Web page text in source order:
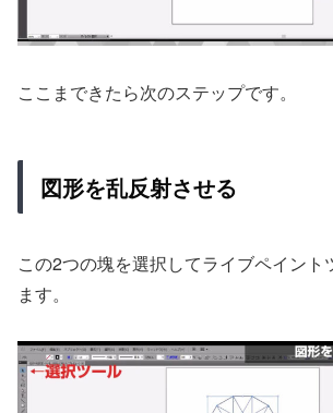
ここまできたら次のステップです。
図形を乱反射させる
この2つの塊を選択してライブペイント
ます。